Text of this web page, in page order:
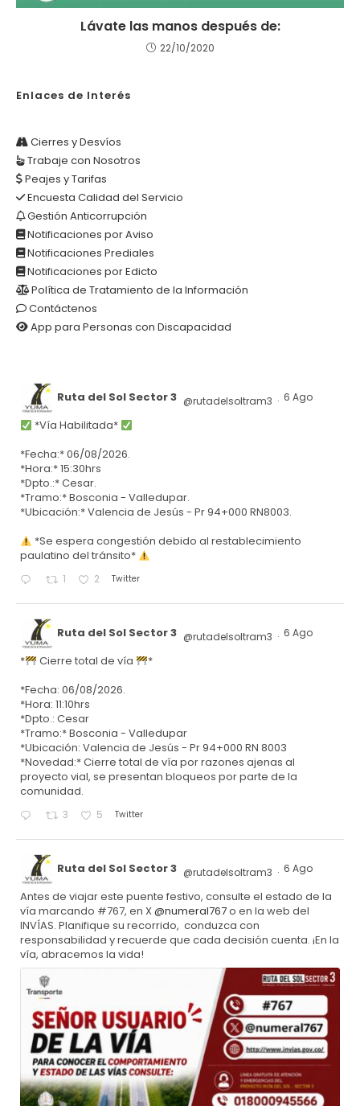
Lávate las manos después de:
22/10/2020
Enlaces de Interés
Cierres y Desvíos
Trabaje con Nosotros
Peajes y Tarifas
Encuesta Calidad del Servicio
Gestión Anticorrupción
Notificaciones por Aviso
Notificaciones Prediales
Notificaciones por Edicto
Política de Tratamiento de la Información
Contáctenos
App para Personas con Discapacidad
Ruta del Sol Sector 3 @rutadelsoltram3 · 6 Ago
*Vía Habilitada*
*Fecha:* 06/08/2026.
*Hora:* 15:30hrs
*Dpto.:* Cesar.
*Tramo:* Bosconia - Valledupar.
*Ubicación:* Valencia de Jesús - Pr 94+000 RN8003.
*Se espera congestión debido al restablecimiento
paulatino del tránsito*
1 2 Twitter
Ruta del Sol Sector 3 @rutadelsoltram3 · 6 Ago
* Cierre total de vía
*
*Fecha: 06/08/2026.
*Hora: 11:10hrs
*Dpto.: Cesar
*Tramo:* Bosconia - Valledupar
*Ubicación: Valencia de Jesús - Pr 94+000 RN 8003
*Novedad:* Cierre total de vía por razones ajenas al
proyecto vial, se presentan bloqueos por parte de la
comunidad.
3 5 Twitter
Ruta del Sol Sector 3 @rutadelsoltram3 · 6 Ago
Antes de viajar este puente festivo, consulte el estado de la
vía marcando #767, en X@numeral767o en la web del
INVÍAS. Planifique su recorrido, conduzca con
responsabilidad y recuerde que cada decisión cuenta. ¡En la
vía, abracemos la vida!